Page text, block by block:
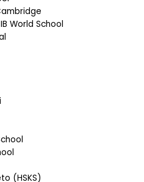
World School
(HSKS)